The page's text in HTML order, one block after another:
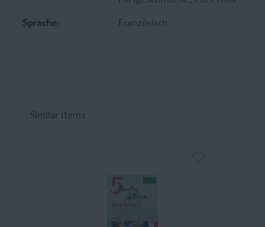
Sprache: Französisch
Similar Items